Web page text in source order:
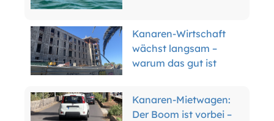
Kanaren-Wirtschaft
wächst langsam –
warum das gut ist
Kanaren-Mietwagen:
Der Boom ist vorbei –